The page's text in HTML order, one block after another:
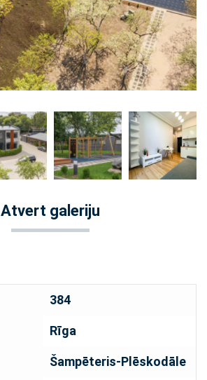
Atvert galeriju
384
Rīga
Šampēteris-Plēskodāle